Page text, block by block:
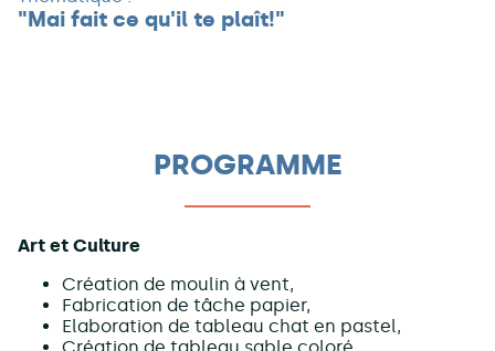
"Mai fait ce qu'il te plaît!"
PROGRAMME
Art et Culture
Création de moulin à vent,
Fabrication de tâche papier,
Elaboration de tableau chat en pastel,